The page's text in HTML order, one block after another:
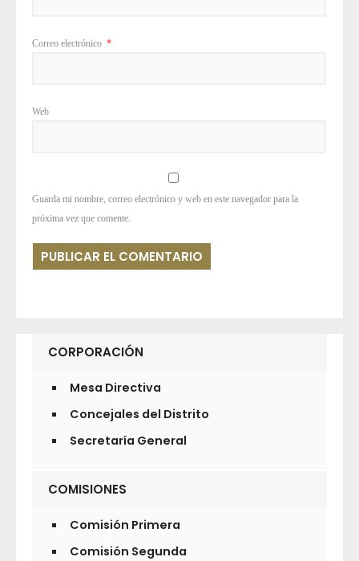
Correo electrónico *
Web
Guarda mi nombre, correo electrónico y web en este navegador para la
próxima vez que comente.
CORPORACIÓN
Mesa Directiva
Concejales del Distrito
Secretaría General
COMISIONES
Comisión Primera
Comisión Segunda